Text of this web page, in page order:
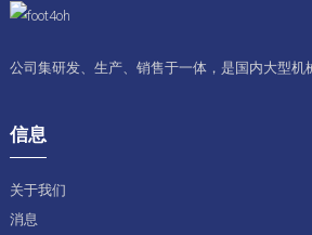
公司集研发、生产、销售于一体，是国内大型机
信息
关于我们
消息